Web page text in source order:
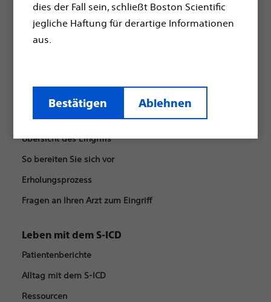
dies der Fall sein, schließt Boston Scientific
jegliche Haftung für derartige Informationen
aus.
Bestätigen Ablehnen
Der Unterschied
So funktioniert der S-ICD
Fragen an Ihren Arzt zum S-ICD
Vor dem Eingriff
Übersicht des Eingriffs
So bereiten Sie sich vor
Erholungsprozess
Fragen an Ihren Arzt zum Eingriff
Leben mit dem S-ICD
Patientenberichte
Alltag mit dem S-ICD
Ressourcen